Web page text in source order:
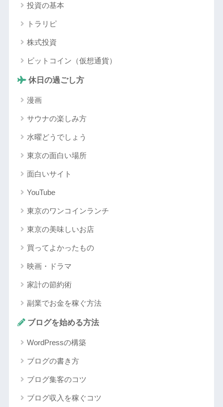
投資の基本
トラリピ
株式投資
ビットコイン（仮想通貨）
休日の過ごし方
漫画
サウナの楽しみ方
水曜どうでしょう
東京の面白い場所
面白いサイト
YouTube
東京のワンコインランチ
東京の美味しいお店
買ってよかったもの
映画・ドラマ
家計の節約術
副業でお金を稼ぐ方法
ブログを始める方法
WordPressの構築
ブログの書き方
ブログ集客のコツ
ブログ収入を稼ぐコツ